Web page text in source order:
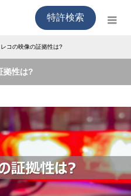
特許検索
レコの映像の証拠性は?
拠性は?